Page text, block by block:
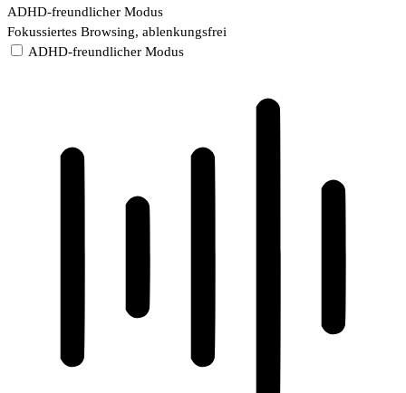
ADHD-freundlicher Modus
Fokussiertes Browsing, ablenkungsfrei
ADHD-freundlicher Modus